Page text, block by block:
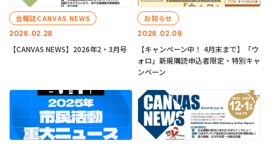
2026.02.28
会報誌CANVAS NEWS
【CANVAS NEWS】2026年2・3月号
2026.02.09
お知らせ
【キャンペーン中！ 4月末まで】「ウ
ォロ」新規購読申込者限定・特別キャ
ンペーン